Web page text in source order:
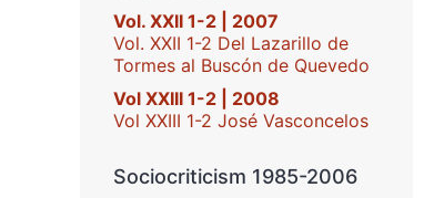
Vol. XXII 1-2 | 2007
Vol. XXII 1-2 Del Lazarillo de
Tormes al Buscón de Quevedo
Vol XXIII 1-2 | 2008
Vol XXIII 1-2 José Vasconcelos
Sociocriticism 1985-2006